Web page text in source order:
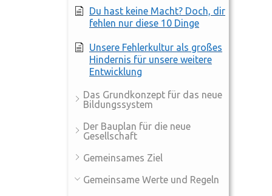
Du hast keine Macht? Doch, dir
fehlen nur diese 10 Dinge
Unsere Fehlerkultur als großes
Hindernis für unsere weitere
Entwicklung
Das Grundkonzept für das neue
Bildungssystem
Der Bauplan für die neue
Gesellschaft
Gemeinsames Ziel
Gemeinsame Werte und Regeln